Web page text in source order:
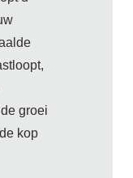
groei
kop